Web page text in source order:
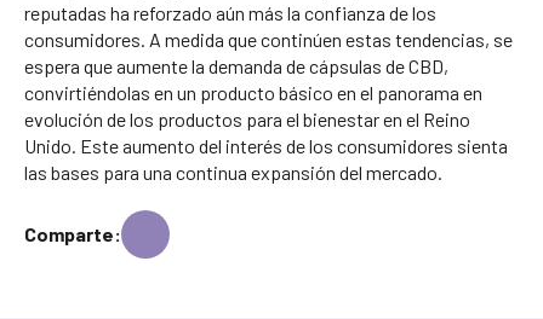
reputadas ha reforzado aún más la confianza de los
consumidores. A medida que continúen estas tendencias, se
espera que aumente la demanda de cápsulas de CBD,
convirtiéndolas en un producto básico en el panorama en
evolución de los productos para el bienestar en el Reino
Unido. Este aumento del interés de los consumidores sienta
las bases para una continua expansión del mercado.
Comparte: